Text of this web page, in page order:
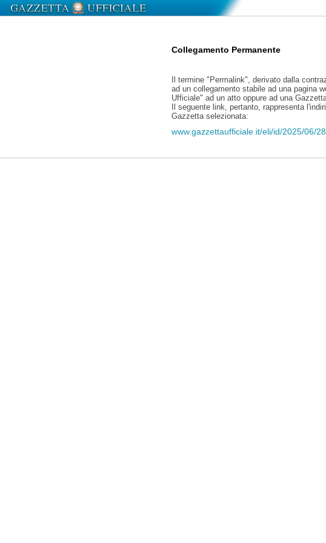
Collegamento Permanente
Il termine "Permalink", derivato dalla
ad un collegamento stabile ad una pagina
Ufficiale" ad un atto oppure ad una
Il seguente link, pertanto, rappresenta
Gazzetta selezionata:
www.gazzettaufficiale.it/eli/id/2025/06/